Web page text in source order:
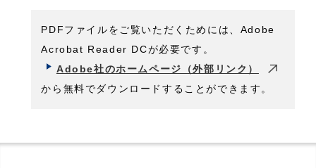
PDFファイルをご覧いただくためには、Adobe
Acrobat Reader DCが必要です。
Adobe社のホームページ（外部リンク）
から無料でダウンロードすることができます。